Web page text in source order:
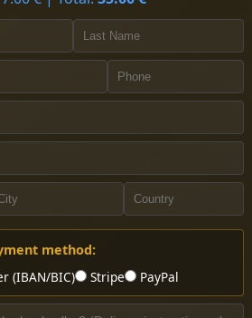
method:
(IBAN/BIC)
Stripe PayPal